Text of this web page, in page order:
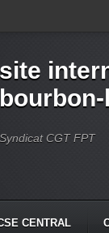
site
Syndicat CGT FPT
CENTRAL